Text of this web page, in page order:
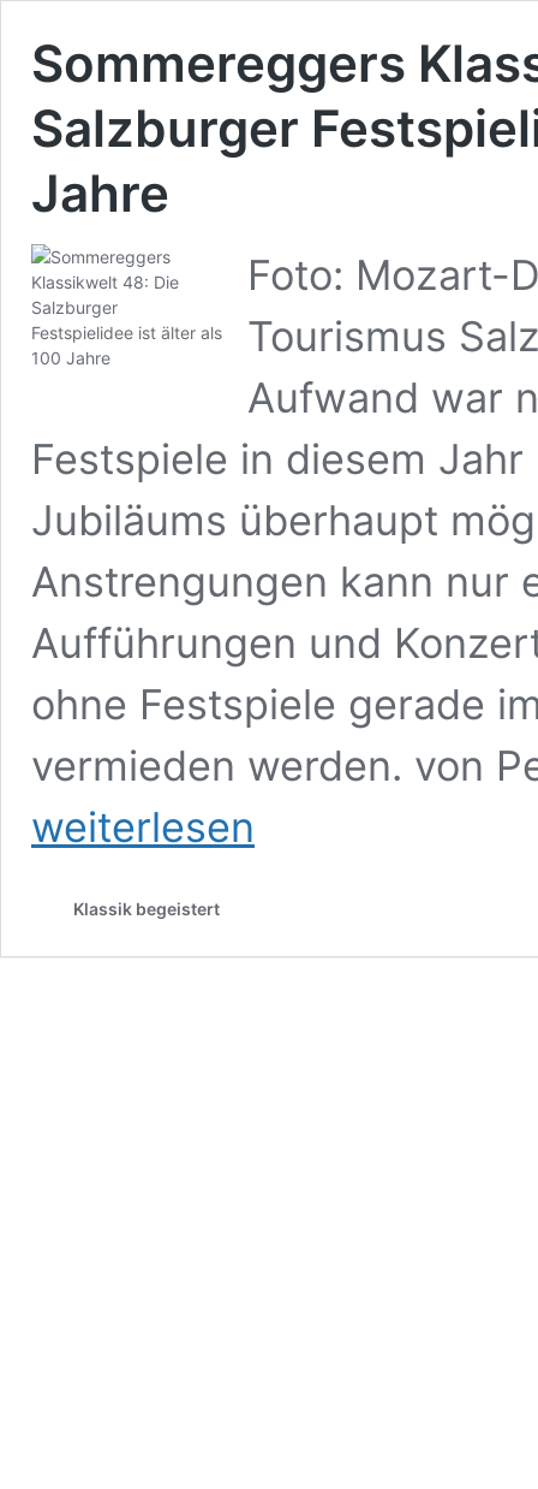
Sommereggers
Salzburger
Jahre
Foto: Mozart-
Tourismus
Aufwand war
Festspiele in diesem
Jubiläums überhaupt
Anstrengungen kann nur
Aufführungen und
ohne Festspiele gerade
vermieden werden. von
weiterlesen
Klassik begeistert